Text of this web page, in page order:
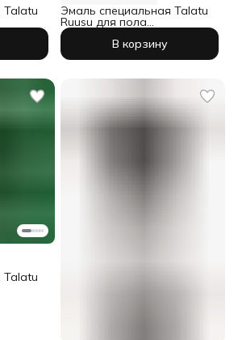
Talatu
С 0,9 л
Эмаль специальная Talatu
Ruusu для пола
износостойкая база А 4,5 л
В корзину
Talatu